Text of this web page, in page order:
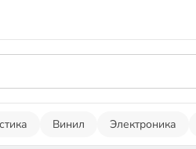
Винил Электроника